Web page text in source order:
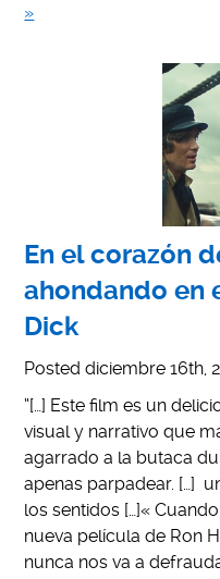
»
En el corazón
ahondando en
Dick
Posteddiciembre 16th,
“[…] Este film es un
visual y narrativo que
agarrado a la butaca
apenas parpadear. […]
los sentidos […]«
nueva película de Ron
nunca nos va a